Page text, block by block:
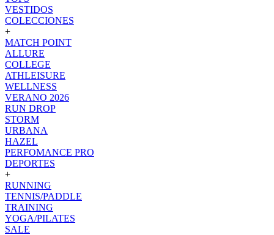
VESTIDOS
COLECCIONES
+
MATCH POINT
ALLURE
COLLEGE
ATHLEISURE
WELLNESS
VERANO 2026
RUN DROP
STORM
URBANA
HAZEL
PERFOMANCE PRO
DEPORTES
+
RUNNING
TENNIS/PADDLE
TRAINING
YOGA/PILATES
SALE